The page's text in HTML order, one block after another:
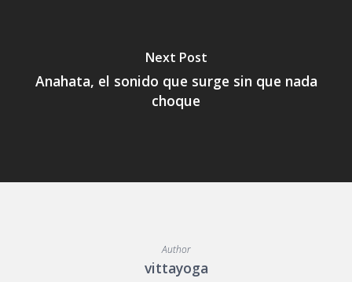
Next Post
Anahata, el sonido que surge sin que nada
choque
Author
vittayoga